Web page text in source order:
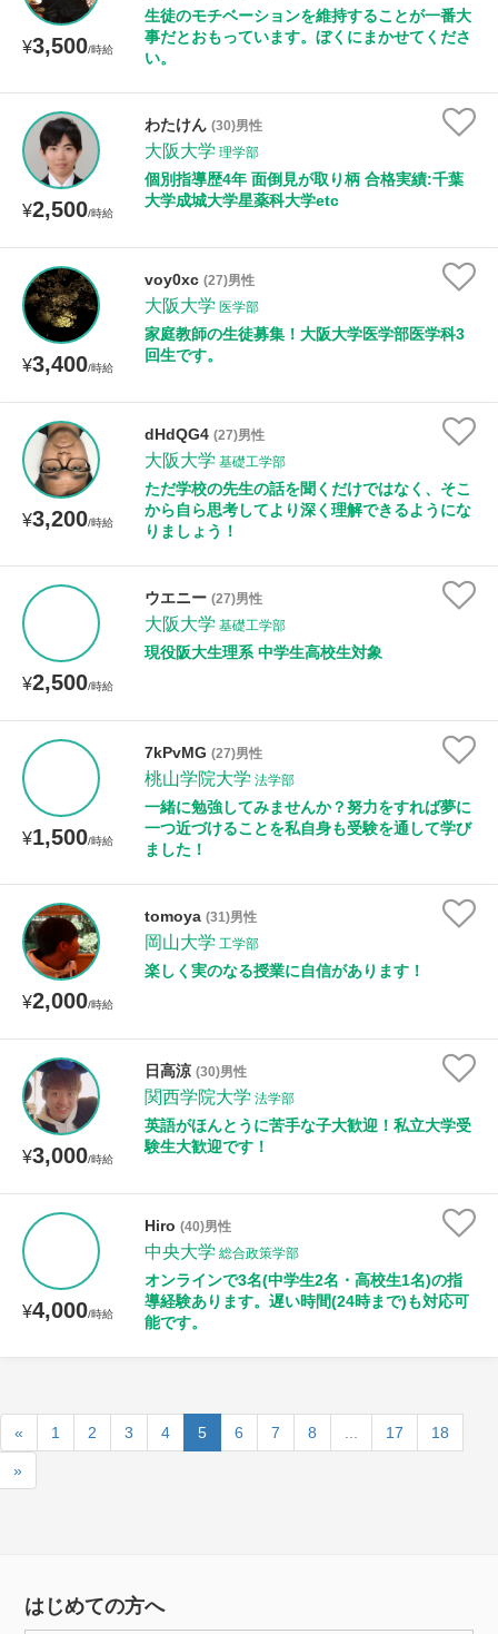
¥3,500/時給
生徒のモチベーションを維持することが一番大
事だとおもっています。ぼくにまかせてくださ
い。
¥2,500/時給
わたけん (30)男性
大阪大学 理学部
個別指導歴4年 面倒見が取り柄 合格実績:千葉
大学成城大学星薬科大学etc
¥3,400/時給
voy0xc (27)男性
大阪大学 医学部
家庭教師の生徒募集！大阪大学医学部医学科3
回生です。
¥3,200/時給
dHdQG4 (27)男性
大阪大学 基礎工学部
ただ学校の先生の話を聞くだけではなく、そこ
から自ら思考してより深く理解できるようにな
りましょう！
¥2,500/時給
ウエニー (27)男性
大阪大学 基礎工学部
現役阪大生理系 中学生高校生対象
¥1,500/時給
7kPvMG (27)男性
桃山学院大学 法学部
一緒に勉強してみませんか？努力をすれば夢に
一つ近づけることを私自身も受験を通して学び
ました！
¥2,000/時給
tomoya (31)男性
岡山大学 工学部
楽しく実のなる授業に自信があります！
¥3,000/時給
日高涼 (30)男性
関西学院大学 法学部
英語がほんとうに苦手な子大歓迎！私立大学受
験生大歓迎です！
¥4,000/時給
Hiro (40)男性
中央大学 総合政策学部
オンラインで3名(中学生2名・高校生1名)の指
導経験あります。遅い時間(24時まで)も対応可
能です。
« 1 2 3 4 5 6 7 8 17 18
»
はじめての方へ